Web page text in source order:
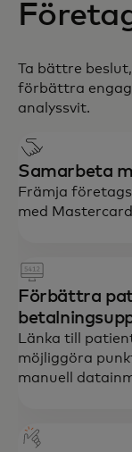
Ta bättre
förbättra
analyssvit.
Samarbeta
Främja
med
Förbättra
Länka till
möjliggöra
manuell